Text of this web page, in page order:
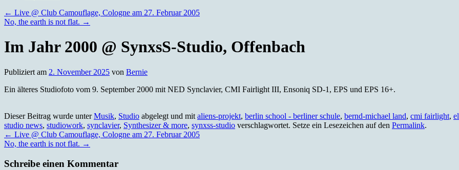
← Live @ Club Camouflage, Cologne am 27. Februar 2005
No, the earth is not flat. →
Im Jahr 2000 @ SynxsS-Studio, Offenbach
Publiziert am 2. November 2025 von Bernie
Ein älteres Studiofoto vom 9. September 2000 mit NED Synclavier, CMI Fairlight III, Ensoniq SD-1, EPS und EPS 16+.
Dieser Beitrag wurde unterMusik, Studio abgelegt und mit aliens-projekt, berlin school - berliner schule, bernd-michael land, cmi fairlight,
studio news, studiowork, synclavier, Synthesizer & more, synxss-studio verschlagwortet. Setze ein Lesezeichen auf den Permalink.
← Live @ Club Camouflage, Cologne am 27. Februar 2005
No, the earth is not flat. →
Schreibe einen Kommentar